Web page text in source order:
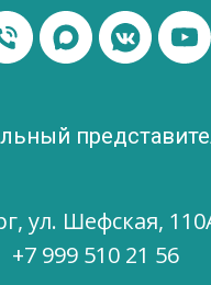
ул. Шефская,
+7 999 510 21 56